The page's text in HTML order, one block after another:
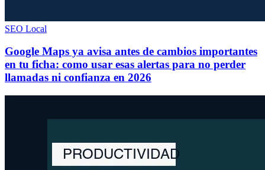
SEO Local
Google Maps ya avisa antes de cambios importantes
en tu ficha: como usar esas alertas para no perder
llamadas ni confianza en 2026